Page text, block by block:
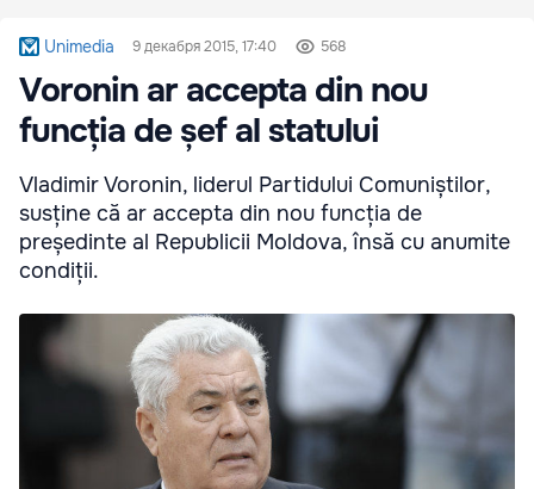
Unimedia 9 декабря 2015, 17:40 568
Voronin ar accepta din nou
funcția de șef al statului
Vladimir Voronin, liderul Partidului Comuniștilor,
susține că ar accepta din nou funcția de
președinte al Republicii Moldova, însă cu anumite
condiții.